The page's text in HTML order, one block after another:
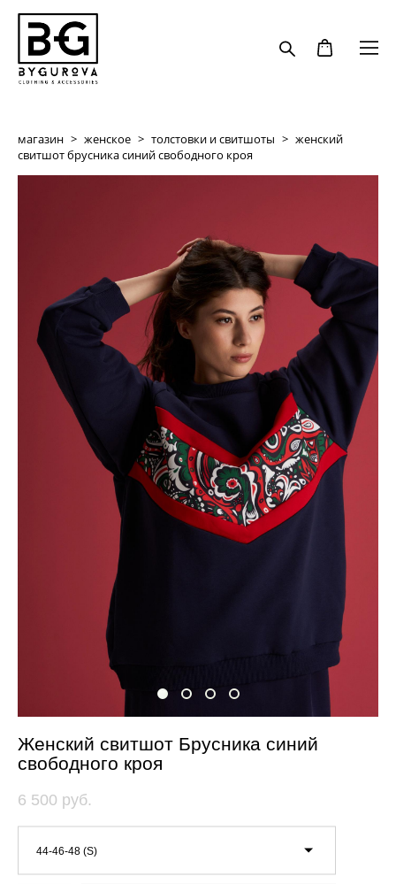
магазин > женское > толстовки и свитшоты > женский
свитшот брусника синий свободного кроя
Женский свитшот Брусника синий
свободного кроя
6 500 pуб.
44-46-48 (S)